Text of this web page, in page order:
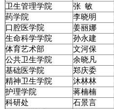
卫生管理学院
张 敏
药学院
李晓明
口腔医学院
姜丽娜
生命科学学院
孙永建
体育艺术部
文河保
公共卫生学院
余晓凡
基础医学院
郑庆委
精神卫生学院
沐林林
护理学院
蒋楠楠
科研处
石景言